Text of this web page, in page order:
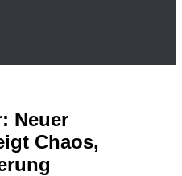
Neuer
Chaos,